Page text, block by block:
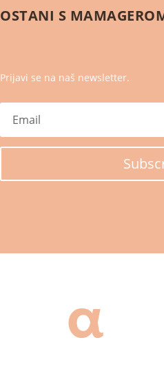
OSTANI S
Prijavi se na naš newsletter.